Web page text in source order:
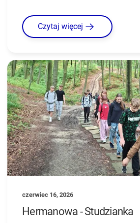
Czytaj więcej
czerwiec 16, 2026
Hermanowa - Studzianka